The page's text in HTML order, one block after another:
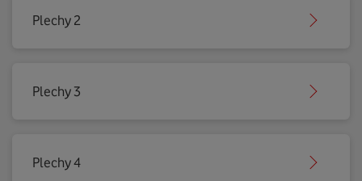
Plechy 2
Plechy 3
Plechy 4